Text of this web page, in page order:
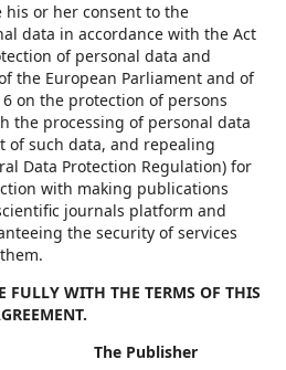
or her consent to the
data in accordance with the Act
of personal data and
the European Parliament and of
on the protection of persons
the processing of personal data
of such data, and repealing
Data Protection Regulation) for
with making publications
journals platform and
the security of services
FULLY WITH THE TERMS OF THIS
The Publisher